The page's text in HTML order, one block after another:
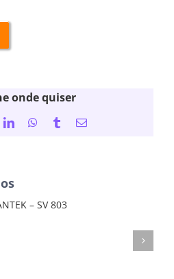
onde quiser
LinkedInWhatsApp
TumblrEmail